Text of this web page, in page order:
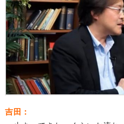
吉田：